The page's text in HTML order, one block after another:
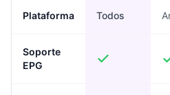
Plataforma Todos
Soporte
EPG